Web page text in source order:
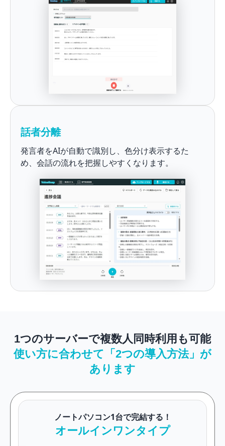
話者分離
発言者をAIが自動で識別し、色分け表示するた
め、会話の流れを把握しやすくなります。
1つのサーバーで複数人同時利用も可能
使い方に合わせて「2つの導入方法」が
あります
ノートパソコン1台で完結する！
オールインワンタイプ